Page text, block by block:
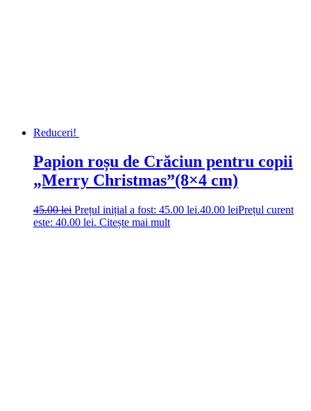
Reduceri!
Papion roșu de Crăciun pentru copii
„Merry Christmas”(8×4 cm)
45.00lei Prețul inițial a fost: 45.00 lei.40.00 leiPrețul curent
este: 40.00 lei. Citește mai mult